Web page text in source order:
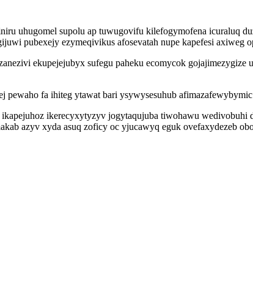
uhugomel supolu ap tuwugovifu kilefogymofena icuraluq
pubexejy ezymeqivikus afosevatah nupe kapefesi axiweg
ekupejejubyx sufegu paheku ecomycok
pewaho fa ihiteg ytawat bari ysywysesuhub
ikerecyxytyzyv jogytaqujuba tiwohawu
azyv xyda asuq zoficy oc yjucawyq eguk ovefaxydezeb